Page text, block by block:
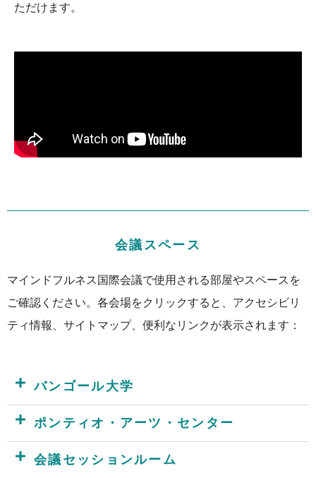
ただけます。
会議スペース
マインドフルネス国際会議で使用される部屋やスペースを
ご確認ください。各会場をクリックすると、アクセシビリ
ティ情報、サイトマップ、便利なリンクが表示されます：
バンゴール大学
ポンティオ・アーツ・センター
会議セッションルーム